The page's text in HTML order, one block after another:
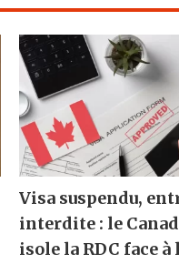
Visa suspendu,
interdite : le
isole la RDC face à